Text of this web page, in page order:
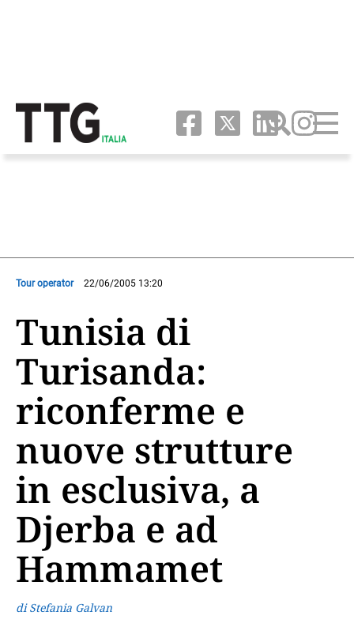
Tour operator 22/06/2005 13:20
Tunisia di
Turisanda:
riconferme e
nuove strutture
in esclusiva, a
Djerba e ad
Hammamet
di Stefania Galvan